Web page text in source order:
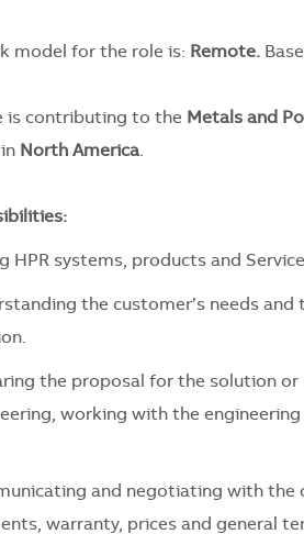
model for the role is: Remote.
is contributing to the Metals and
in North America.​
HPR systems, products and
the customer’s needs
the proposal for the solution
working with the
and negotiating with the
warranty, prices and general